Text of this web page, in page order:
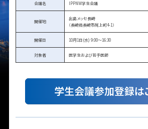
会議名 IPPNW学生会議
開催地
出島メッセ長崎
（長崎県長崎市尾上町4-1）
開催日 10月1日(水) 9:00～16:30
対象者 医学生および若手医師